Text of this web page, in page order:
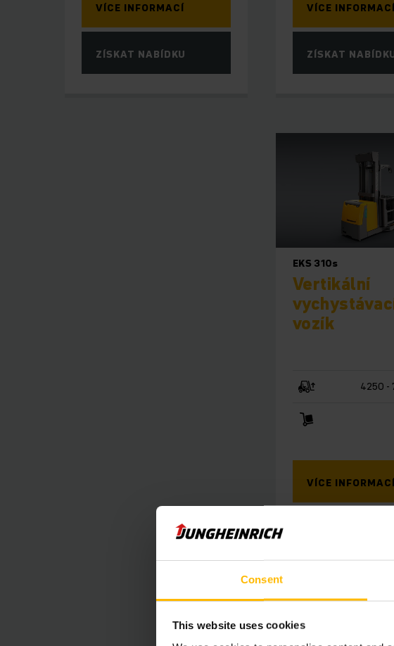
Consent
This website uses cookies
VÍCE INFORMACÍ
ZÍSKAT NABÍDKU
VÍCE INFORMACÍ
ZÍSKAT
EKS 310s
Vertikální
vozík
4250 -
VÍCE INFORMACÍ